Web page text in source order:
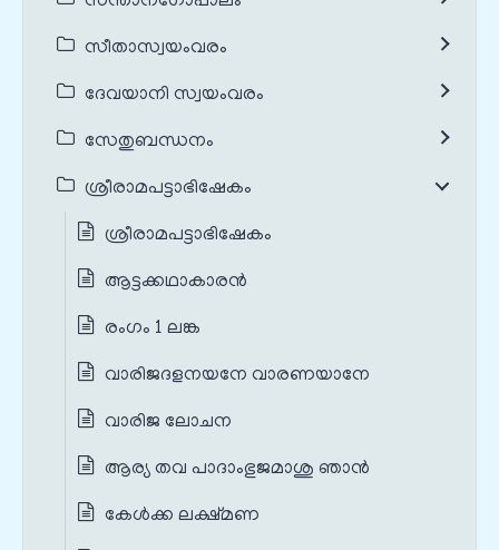
സീതാസ്വയംവരം
ദേവയാനി സ്വയംവരം
സേതുബന്ധനം
ശ്രീരാമപട്ടാഭിഷേകം
ശ്രീരാമപട്ടാഭിഷേകം
ആട്ടക്കഥാകാരൻ
രംഗം 1 ലങ്ക
വാരിജദളനയനേ വാരണയാനേ
വാരിജ ലോചന
ആര്യ തവ പാദാംഭുജമാശു ഞാൻ
കേൾക്ക ലക്ഷ്മണ